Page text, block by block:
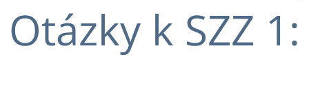
Otázky k SZZ